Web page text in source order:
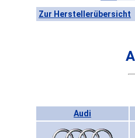
Zur Herstellerübersicht
Audi